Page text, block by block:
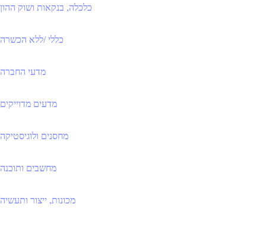
כלכלה, בנקאות ושוק ההון
כללי /ללא הכשרה
מדעי החברה
מדעים מדוייקים
מחסנים ולוגיסטיקה
מחשבים ותוכנה
מכונות, ייצור ותעשיה